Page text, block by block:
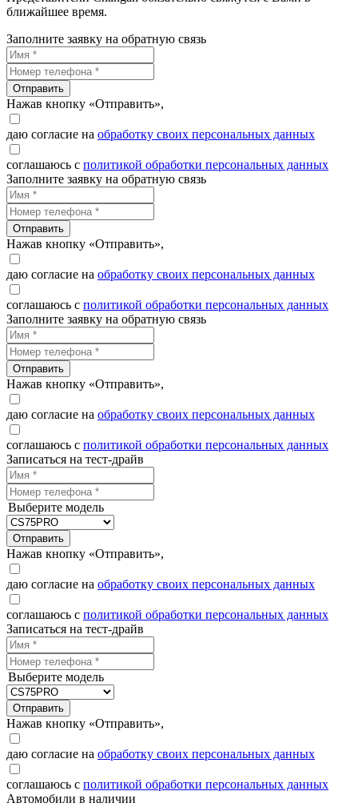
ближайшее время.
Заполните заявку на обратную связь
Отправить
Нажав кнопку «Отправить»,
даю согласие на обработку своих персональных данных
соглашаюсь с политикой обработки персональных данных
Заполните заявку на обратную связь
Отправить
Нажав кнопку «Отправить»,
даю согласие на обработку своих персональных данных
соглашаюсь с политикой обработки персональных данных
Заполните заявку на обратную связь
Отправить
Нажав кнопку «Отправить»,
даю согласие на обработку своих персональных данных
соглашаюсь с политикой обработки персональных данных
Записаться на тест-драйв
Выберите модель
Отправить
Нажав кнопку «Отправить»,
даю согласие на обработку своих персональных данных
соглашаюсь с политикой обработки персональных данных
Записаться на тест-драйв
Выберите модель
Отправить
Нажав кнопку «Отправить»,
даю согласие на обработку своих персональных данных
соглашаюсь с политикой обработки персональных данных
Автомобили в наличии